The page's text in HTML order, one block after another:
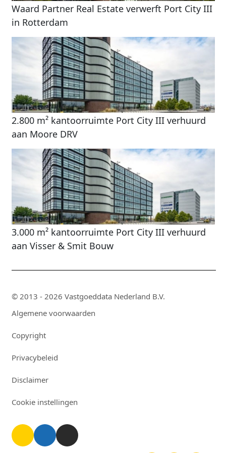
Waard Partner Real Estate verwerft Port City III
in Rotterdam
2.800 m² kantoorruimte Port City III verhuurd
aan Moore DRV
3.000 m² kantoorruimte Port City III verhuurd
aan Visser & Smit Bouw
© 2013 - 2026 Vastgoeddata Nederland B.V.
Algemene voorwaarden
Copyright
Privacybeleid
Disclaimer
Cookie instellingen